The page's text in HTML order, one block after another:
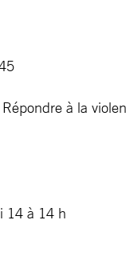
à la
14 à 14 h